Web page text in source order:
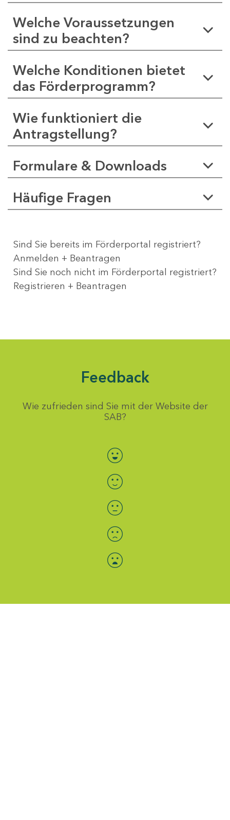
Welche Voraussetzungen
sind zu beachten?
Welche Konditionen bietet
das Förderprogramm?
Wie funktioniert die
Antragstellung?
Formulare & Downloads
Häufige Fragen
Sind Sie bereits im Förderportal registriert?
Anmelden + Beantragen
Sind Sie noch nicht im Förderportal registriert?
Registrieren + Beantragen
Feedback
Wie zufrieden sind Sie mit der Website der
SAB?
Bewertung auswählen